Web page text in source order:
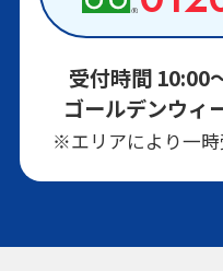
森永 絹
森永 絹
受付時間 10:00
ゴールデンウィ
※エリアにより一時